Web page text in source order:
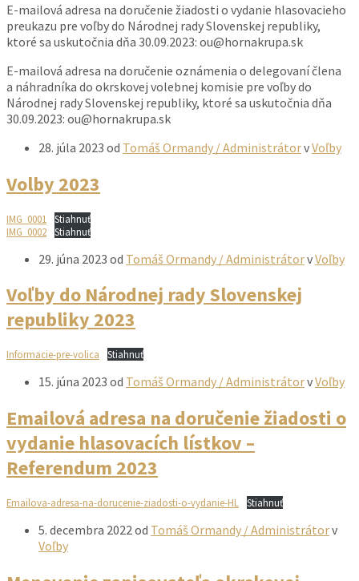
E-mailová adresa na doručenie žiadosti o vydanie hlasovacieho
preukazu pre voľby do Národnej rady Slovenskej republiky,
ktoré sa uskutočnia dňa 30.09.2023: ou@hornakrupa.sk
E-mailová adresa na doručenie oznámenia o delegovaní člena
a náhradníka do okrskovej volebnej komisie pre voľby do
Národnej rady Slovenskej republiky, ktoré sa uskutočnia dňa
30.09.2023: ou@hornakrupa.sk
28. júla 2023 od Tomáš Ormandy / AdministrátorvVoľby
Volby 2023
IMG_0001
Stiahnuť
IMG_0002
Stiahnuť
29. júna 2023 od Tomáš Ormandy / AdministrátorvVoľby
Voľby do Národnej rady Slovenskej
republiky 2023
Informacie-pre-volica Stiahnuť
15. júna 2023 od Tomáš Ormandy / AdministrátorvVoľby
Emailová adresa na doručenie žiadosti o
vydanie hlasovacích lístkov –
Referendum 2023
Emailova-adresa-na-dorucenie-ziadosti-o-vydanie-HL Stiahnuť
5. decembra 2022od Tomáš Ormandy / Administrátorv
Voľby